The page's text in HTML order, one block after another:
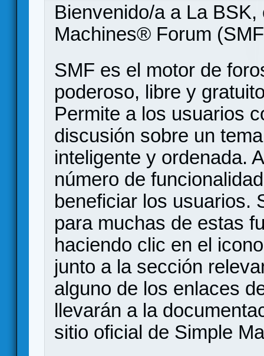
Bienvenido/a a La
Machines® Forum
SMF es el motor de
poderoso, libre y
Permite a los usuarios
discusión sobre un
inteligente y ordenada.
número de
beneficiar los usuarios.
para muchas de estas
haciendo clic en el
junto a la sección
alguno de los enlaces
llevarán a la
sitio oficial de Simple